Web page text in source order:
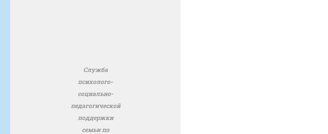
Служба
психолого-
социально-
педагогической
поддержки
семьи по